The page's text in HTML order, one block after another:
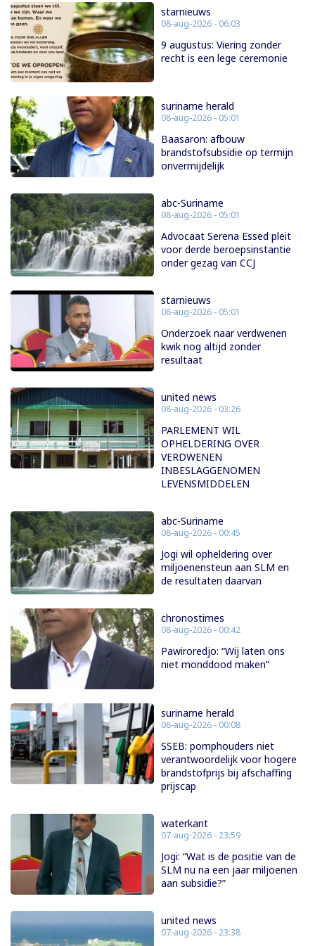
starnieuws
08-aug-2026 - 06:03
9 augustus: Viering zonder
recht is een lege ceremonie
suriname herald
08-aug-2026 - 05:01
Baasaron: afbouw
brandstofsubsidie op termijn
onvermijdelijk
abc-Suriname
08-aug-2026 - 05:01
Advocaat Serena Essed pleit
voor derde beroepsinstantie
onder gezag van CCJ
starnieuws
08-aug-2026 - 05:01
Onderzoek naar verdwenen
kwik nog altijd zonder
resultaat
united news
08-aug-2026 - 03:26
PARLEMENT WIL
OPHELDERING OVER
VERDWENEN
INBESLAGGENOMEN
LEVENSMIDDELEN
abc-Suriname
08-aug-2026 - 00:45
Jogi wil opheldering over
miljoenensteun aan SLM en
de resultaten daarvan
chronostimes
08-aug-2026 - 00:42
Pawiroredjo: “Wij laten ons
niet monddood maken”
suriname herald
08-aug-2026 - 00:08
SSEB: pomphouders niet
verantwoordelijk voor hogere
brandstofprijs bij afschaffing
prijscap
waterkant
07-aug-2026 - 23:59
Jogi: “Wat is de positie van de
SLM nu na een jaar miljoenen
aan subsidie?”
united news
07-aug-2026 - 23:38